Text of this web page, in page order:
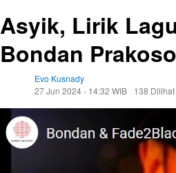
Asyik, Lirik
Bondan
Evo Kusnady
27 Jun 2024 - 14:32 WIB
138 Dilihat